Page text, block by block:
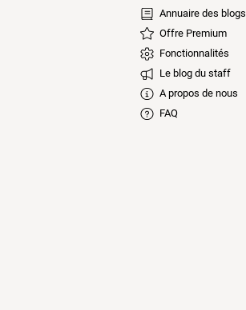
Annuaire des blogs
Offre Premium
Fonctionnalités
Le blog du staff
A propos de nous
FAQ